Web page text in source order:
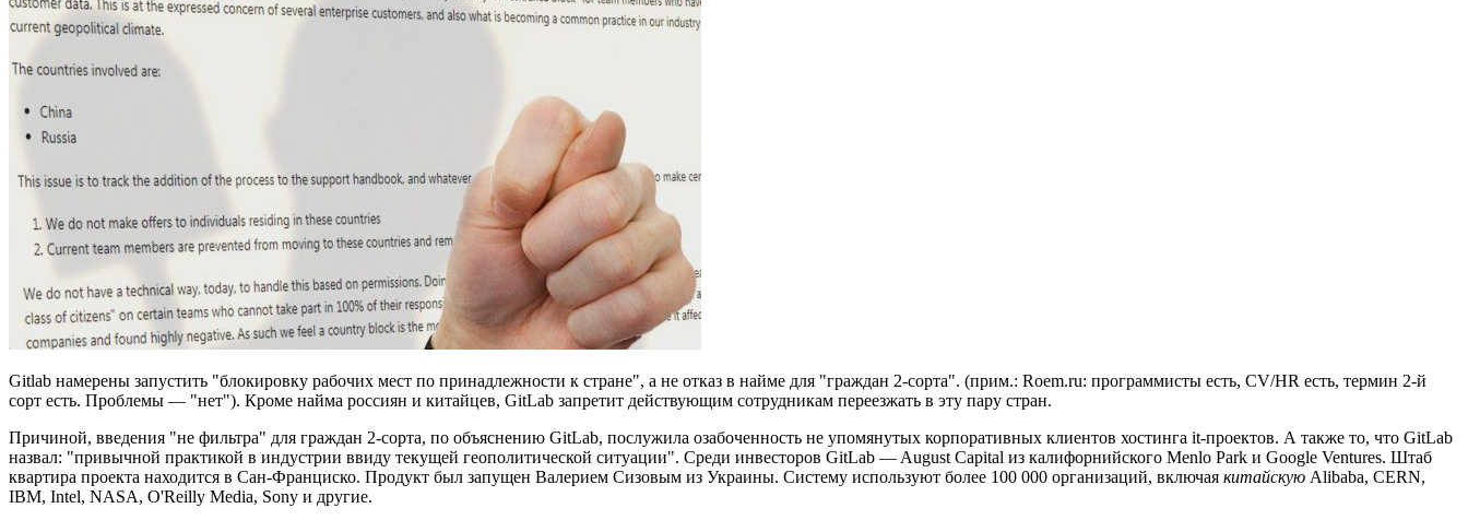
Gitlab намерены запустить "блокировку рабочих мест по принадлежности к стране", а не отказ в найме для "граждан 2-сорта". (прим.: Roem.ru: программисты есть, CV/HR есть, термин 2-й
сорт есть. Проблемы — "нет"). Кроме найма россиян и китайцев, GitLab запретит действующим сотрудникам переезжать в эту пару стран.
Причиной, введения "не фильтра" для граждан 2-сорта, по объяснению GitLab, послужила озабоченность не упомянутых корпоративных клиентов хостинга it-проектов. А также то, что GitLab
назвал: "привычной практикой в индустрии ввиду текущей геополитической ситуации". Среди инвесторов GitLab — August Capital из калифорнийского Menlo Park и Google Ventures. Штаб
квартира проекта находится в Сан-Франциско. Продукт был запущен Валерием Сизовым из Украины. Систему используют более 100 000 организаций, включая китайскую Alibaba, CERN,
IBM, Intel, NASA, O'Reilly Media, Sony и другие.